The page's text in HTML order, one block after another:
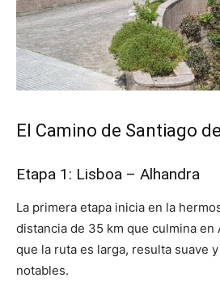
El Camino de Santiago
Etapa 1: Lisboa – Alhandra
La primera etapa inicia en la
distancia de 35 km que culmina en
que la ruta es larga, resulta suave
notables.